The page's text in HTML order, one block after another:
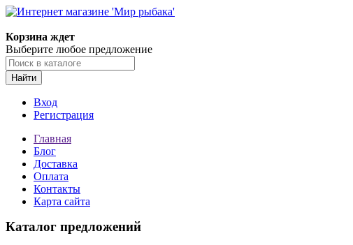
Корзина ждет
Выберите любое предложение
Найти
Вход
Регистрация
Главная
Блог
Доставка
Оплата
Контакты
Карта сайта
Каталог предложений